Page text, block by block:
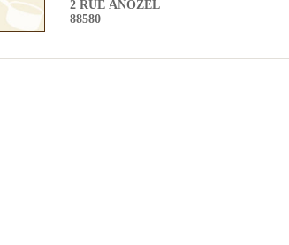
2 RUE ANOZEL
88580